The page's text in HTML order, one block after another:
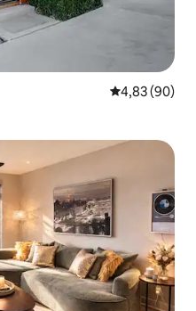
4,83 ud af 5 i
4,83 (90)